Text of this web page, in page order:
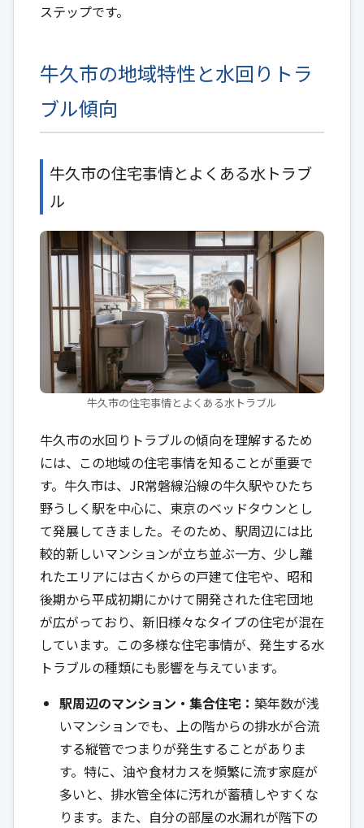
ステップです。
牛久市の地域特性と水回りトラ
ブル傾向
牛久市の住宅事情とよくある水トラブ
ル
牛久市の住宅事情とよくある水トラブル
牛久市の水回りトラブルの傾向を理解するため
には、この地域の住宅事情を知ることが重要で
す。牛久市は、JR常磐線沿線の牛久駅やひたち
野うしく駅を中心に、東京のベッドタウンとし
て発展してきました。そのため、駅周辺には比
較的新しいマンションが立ち並ぶ一方、少し離
れたエリアには古くからの戸建て住宅や、昭和
後期から平成初期にかけて開発された住宅団地
が広がっており、新旧様々なタイプの住宅が混在
しています。この多様な住宅事情が、発生する水
トラブルの種類にも影響を与えています。
駅周辺のマンション・集合住宅： 築年数が浅
いマンションでも、上の階からの排水が合流
する縦管でつまりが発生することがありま
す。特に、油や食材カスを頻繁に流す家庭が
多いと、排水管全体に汚れが蓄積しやすくな
ります。また、自分の部屋の水漏れが階下の